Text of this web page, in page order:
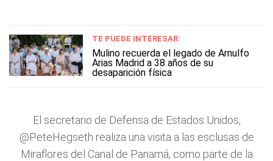
TE PUEDE INTERESAR:
Mulino recuerda el legado de Arnulfo
Arias Madrid a 38 años de su
desaparición física
El secretario de Defensa de Estados Unidos,
@PeteHegseth realiza una visita a las esclusas de
Miraflores del Canal de Panamá, como parte de la